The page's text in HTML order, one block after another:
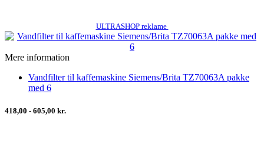
ULTRASHOP reklame
Mere information
Vandfilter til kaffemaskine Siemens/Brita TZ70063A pakke
med 6
418,00 - 605,00 kr.